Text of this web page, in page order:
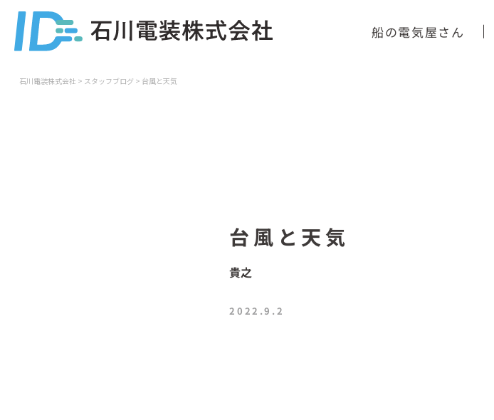
船の電気屋さん
石川電装株式会社 > スタッフブログ > 台風と天気
台風と天気
貴之
2022.9.2